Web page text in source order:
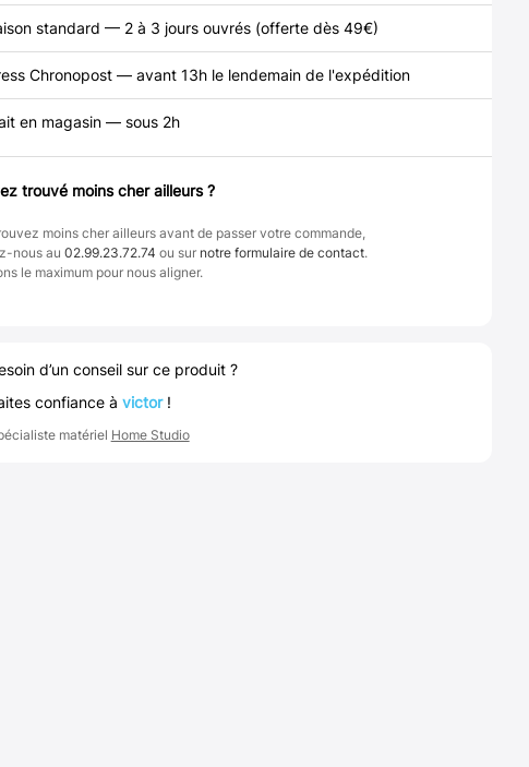
standard — 2 à 3 jours ouvrés (offerte dès 49€)
Chronopost — avant 13h le lendemain de l'expédition
en magasin — sous 2h
trouvé moins cher ailleurs ?
moins cher ailleurs avant de passer votre commande,
nous au 02.99.23.72.74 ou sur notre formulaire de contact.
le maximum pour nous aligner.
d’un conseil sur ce produit ?
confiance à victor!
matériel Home Studio